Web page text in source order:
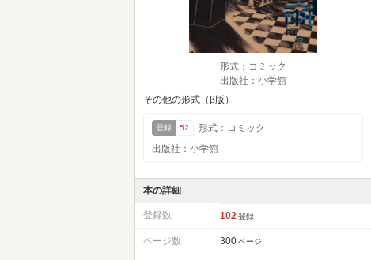
形式：コミック
出版社：小学館
その他の形式（β版）
登録 52
形式：コミック
出版社：小学館
本の詳細
登録数 102 登録
ページ数 300 ページ